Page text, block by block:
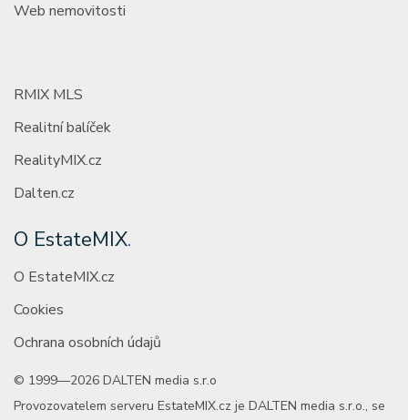
Web nemovitosti
RMIX MLS
Realitní balíček
RealityMIX.cz
Dalten.cz
O EstateMIX.
O EstateMIX.cz
Cookies
Ochrana osobních údajů
© 1999—2026 DALTEN media s.r.o
Provozovatelem serveru EstateMIX.cz je DALTEN media s.r.o., se